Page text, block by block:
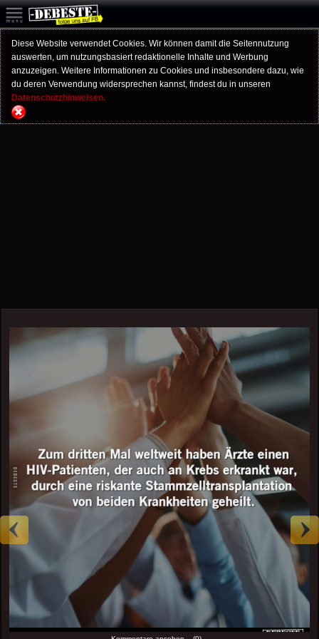
Diese Website verwendet Cookies. Wir können damit die Seitennutzung
auswerten, um nutzungsbasiert redaktionelle Inhalte und Werbung
anzuzeigen. Weitere Informationen zu Cookies und insbesondere dazu, wie
du deren Verwendung widersprechen kannst, findest du in unseren
Datenschutzhinweisen.